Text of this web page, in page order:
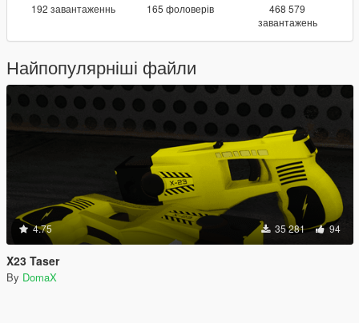
192 завантаженнь 165 фоловерів
468 579
завантажень
Найпопулярніші файли
4.75 35 281 94
X23 Taser
By DomaX